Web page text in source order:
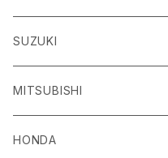
H28/12~ 10/50系
ＦＪクルーザー
H22/12～H30/1 GSJ15W
ＩＱ（アイキュー）
H20/11～H28/3 J10
JPN TAXI（ジャパンタクシー）
H21/7～H30/3
ＩＳ
H25/5～
ＬＢＸ
R5/11〜 MAYH10/15
ＬＣ
H25/12～ DR16T
ＮV１００クリッパーバン/リオ
H25/12～H27/3 DR64
H27/3～ DR17
アリア
R4/1～ FEO
ウイングロード
R3/8～ ZD8
H26/8～R3/3 VA系
ＸＶ/ＸＶハイブリット
H25/6～H29/4 GPE
H24/10～R5/4 GP/GT（XV)
インプレッサ /G4/スポーツ
H23/12～R5/4 GP/GT系
エクシーガ
H27/2～ DK系
ＣＸ－５
H24/2～H29/2 KE系
H29/2～R8/5 KF系
ＣＸ－８
H29/12～ KG系
ＣＸ－３０
アトレー
H17/5～ S300/S700系
アルティス
H24/5～ 50/70系
ウェイク
SUZUKI
eビターラ
R8/1～ PA2AS/PB3AS
ＳＸ４ Ｓクロス
MITSUBISHI
ＲＶＲ
HONDA